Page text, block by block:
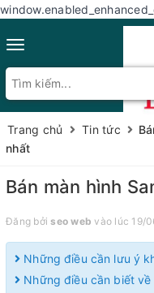
Toggle
Trang chủ Tin tức
nhất
Bán màn hình
Đăng bởiseo web vào lúc 19/
Những điều cần lưu ý
Những điều cần biết